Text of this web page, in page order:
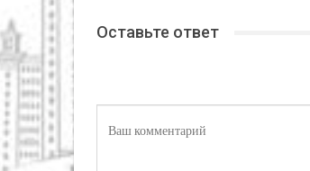
Оставьте ответ